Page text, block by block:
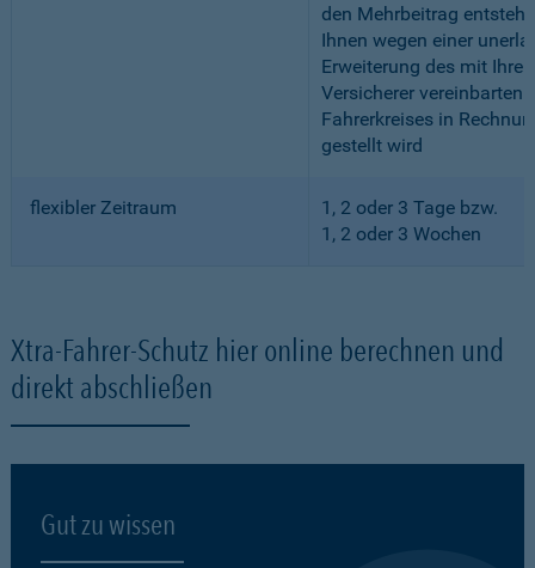
den Mehrbeitrag
Ihnen wegen einer
Erweiterung des mit
Versicherer vereinbarten
Fahrerkreises in
gestellt wird
flexibler Zeitraum
1, 2 oder 3 Tage bzw.
1, 2 oder 3 Wochen
Xtra-Fahrer-Schutz hier online berechnen und
direkt abschließen
Gut zu wissen